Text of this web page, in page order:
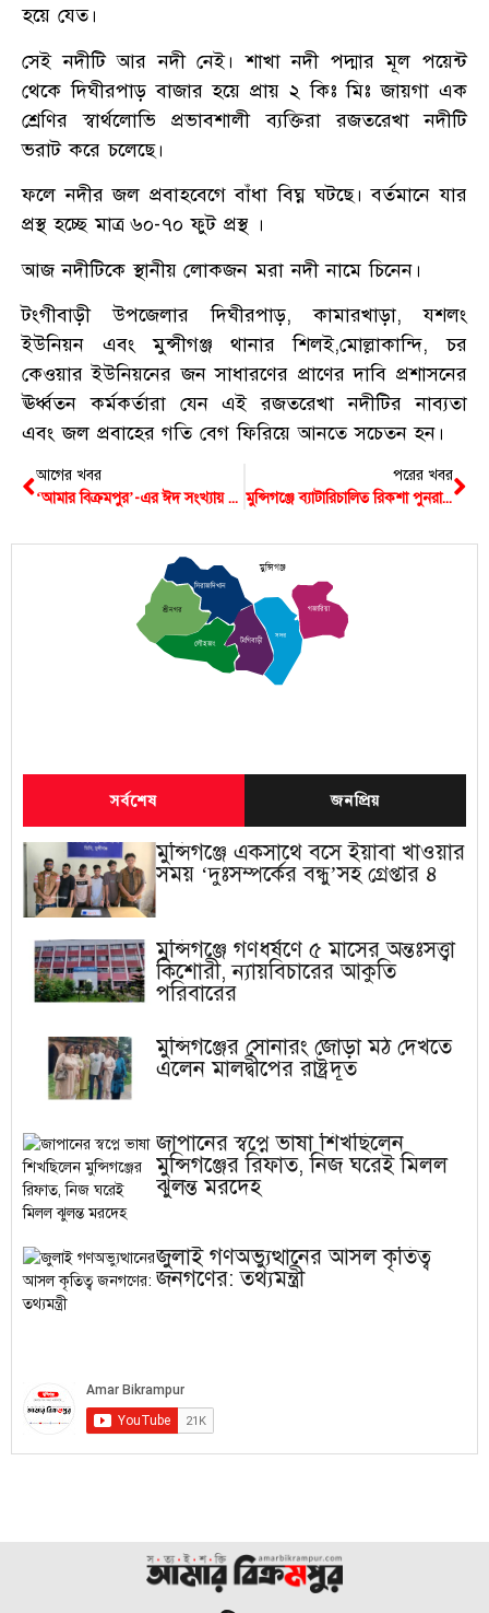
হয়ে যেত।
সেই নদীটি আর নদী নেই। শাখা নদী পদ্মার মূল পয়েন্ট
থেকে দিঘীরপাড় বাজার হয়ে প্রায় ২ কিঃ মিঃ জায়গা এক
শ্রেণির স্বার্থলোভি প্রভাবশালী ব্যক্তিরা রজতরেখা নদীটি
ভরাট করে চলেছে।
ফলে নদীর জল প্রবাহবেগে বাঁধা বিঘ্ন ঘটছে। বর্তমানে যার
প্রস্থ হচ্ছে মাত্র ৬০-৭০ ফুট প্রস্থ ।
আজ নদীটিকে স্থানীয় লোকজন মরা নদী নামে চিনেন।
টংগীবাড়ী উপজেলার দিঘীরপাড়, কামারখাড়া, যশলং
ইউনিয়ন এবং মুন্সীগঞ্জ থানার শিলই,মোল্লাকান্দি, চর
কেওয়ার ইউনিয়নের জন সাধারণের প্রাণের দাবি প্রশাসনের
ঊর্ধ্বতন কর্মকর্তারা যেন এই রজতরেখা নদীটির নাব্যতা
এবং জল প্রবাহের গতি বেগ ফিরিয়ে আনতে সচেতন হন।
আগের খবর
‘আমার বিক্রমপুর’-এর ঈদ সংখ্যায় লেখা ও বিজ্ঞাপন আহবান
পরের খবর
মুন্সিগঞ্জে ব্যাটারিচালিত রিকশা পুনরায় চালুর দাবিতে অনশন
শ্রীনগর
সিরাজদিখান
টংগিবাড়ী
সদর
গজারিয়া
লৌহজং
মুন্সিগঞ্জ
সর্বশেষ জনপ্রিয়
মুন্সিগঞ্জে একসাথে বসে ইয়াবা খাওয়ার
সময় ‘দুঃসম্পর্কের বন্ধু’সহ গ্রেপ্তার ৪
মুন্সিগঞ্জে গণধর্ষণে ৫ মাসের অন্তঃসত্ত্বা
কিশোরী, ন্যায়বিচারের আকুতি
পরিবারের
মুন্সিগঞ্জের সোনারং জোড়া মঠ দেখতে
এলেন মালদ্বীপের রাষ্ট্রদূত
জাপানের স্বপ্নে ভাষা শিখছিলেন
মুন্সিগঞ্জের রিফাত, নিজ ঘরেই মিলল
ঝুলন্ত মরদেহ
জুলাই গণঅভ্যুত্থানের আসল কৃতিত্ব
জনগণের: তথ্যমন্ত্রী